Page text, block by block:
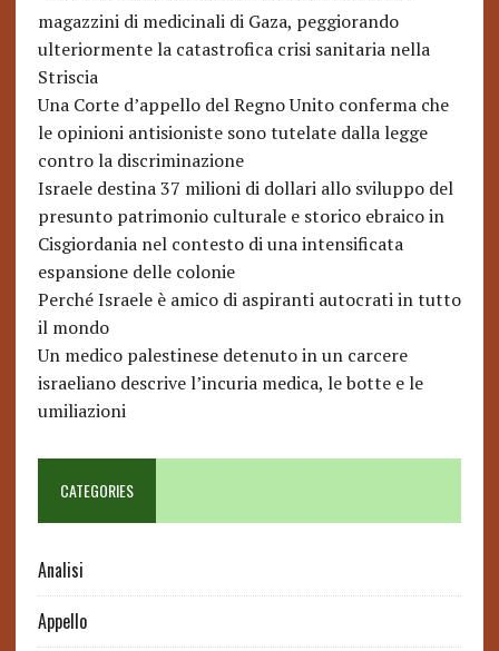
magazzini di medicinali di Gaza, peggiorando
ulteriormente la catastrofica crisi sanitaria nella
Striscia
Una Corte d’appello del Regno Unito conferma che
le opinioni antisioniste sono tutelate dalla legge
contro la discriminazione
Israele destina 37 milioni di dollari allo sviluppo del
presunto patrimonio culturale e storico ebraico in
Cisgiordania nel contesto di una intensificata
espansione delle colonie
Perché Israele è amico di aspiranti autocrati in tutto
il mondo
Un medico palestinese detenuto in un carcere
israeliano descrive l’incuria medica, le botte e le
umiliazioni
CATEGORIES
Analisi
Appello